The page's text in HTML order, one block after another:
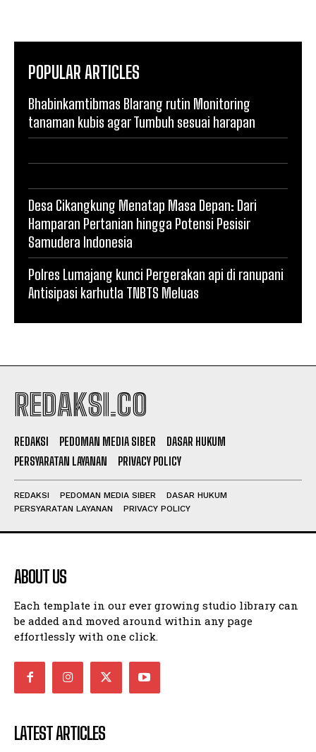
POPULAR ARTICLES
Bhabinkamtibmas Blarang rutin Monitoring
tanaman kubis agar Tumbuh sesuai harapan
Desa Cikangkung Menatap Masa Depan: Dari
Hamparan Pertanian hingga Potensi Pesisir
Samudera Indonesia
Polres Lumajang kunci Pergerakan api di ranupani
Antisipasi karhutla TNBTS Meluas
REDAKSI.CO
REDAKSI PEDOMAN MEDIA SIBER
DASAR HUKUM
PERSYARATAN LAYANAN
PRIVACY POLICY
REDAKSI PEDOMAN MEDIA SIBER
DASAR HUKUM
PERSYARATAN LAYANAN
PRIVACY POLICY
ABOUT US
Each template in our ever growing studio library can
be added and moved around within any page
effortlessly with one click.
LATEST ARTICLES